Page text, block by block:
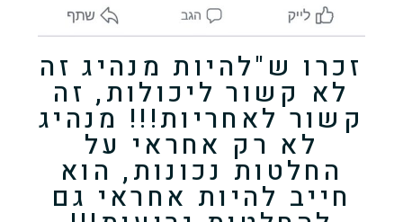
זכרו ש"להיות מנהיג זה
לא קשור ליכולות, זה
קשור לאחריות!!! מנהיג
לא רק אחראי על
החלטות נכונות, הוא
חייב להיות אחראי גם